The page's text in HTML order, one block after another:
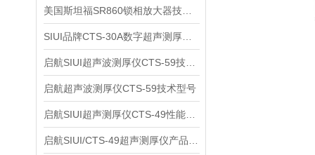
启航超声波测厚仪CTS-59技术型号